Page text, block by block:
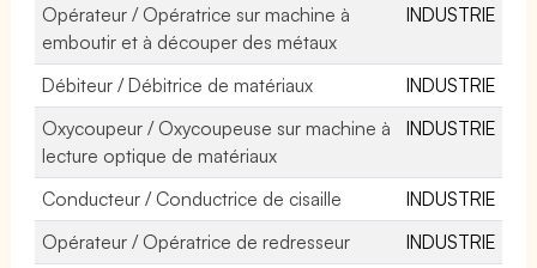
Opérateur / Opératrice sur machine à
emboutir et à découper des métaux
INDUSTRIE
Débiteur / Débitrice de matériaux
INDUSTRIE
Oxycoupeur / Oxycoupeuse sur machine à
lecture optique de matériaux
INDUSTRIE
Conducteur / Conductrice de cisaille
INDUSTRIE
Opérateur / Opératrice de redresseur
INDUSTRIE